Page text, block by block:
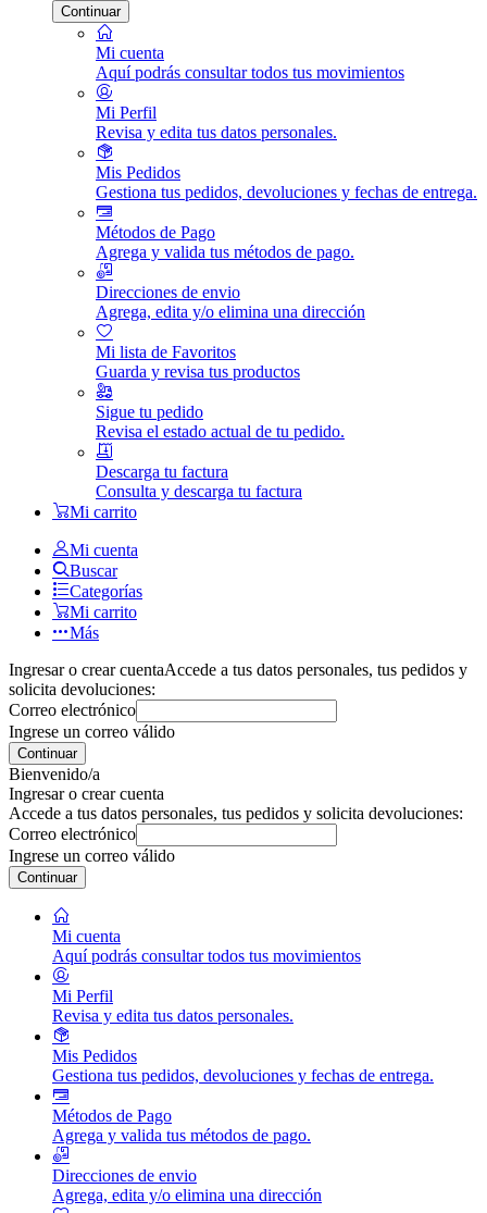
Continuar
Mi cuenta
Aquí podrás consultar todos tus movimientos
Mi Perfil
Revisa y edita tus datos personales.
Mis Pedidos
Gestiona tus pedidos, devoluciones y fechas de entrega.
Métodos de Pago
Agrega y valida tus métodos de pago.
Direcciones de envio
Agrega, edita y/o elimina una dirección
Mi lista de Favoritos
Guarda y revisa tus productos
Sigue tu pedido
Revisa el estado actual de tu pedido.
Descarga tu factura
Consulta y descarga tu factura
Mi carrito
Mi cuenta
Buscar
Categorías
Mi carrito
Más
Ingresar o crear cuentaAccede a tus datos personales, tus pedidos y
solicita devoluciones:
Correo electrónico
Ingrese un correo válido
Continuar
Bienvenido/a
Ingresar o crear cuenta
Accede a tus datos personales, tus pedidos y solicita devoluciones:
Correo electrónico
Ingrese un correo válido
Continuar
Mi cuenta
Aquí podrás consultar todos tus movimientos
Mi Perfil
Revisa y edita tus datos personales.
Mis Pedidos
Gestiona tus pedidos, devoluciones y fechas de entrega.
Métodos de Pago
Agrega y valida tus métodos de pago.
Direcciones de envio
Agrega, edita y/o elimina una dirección